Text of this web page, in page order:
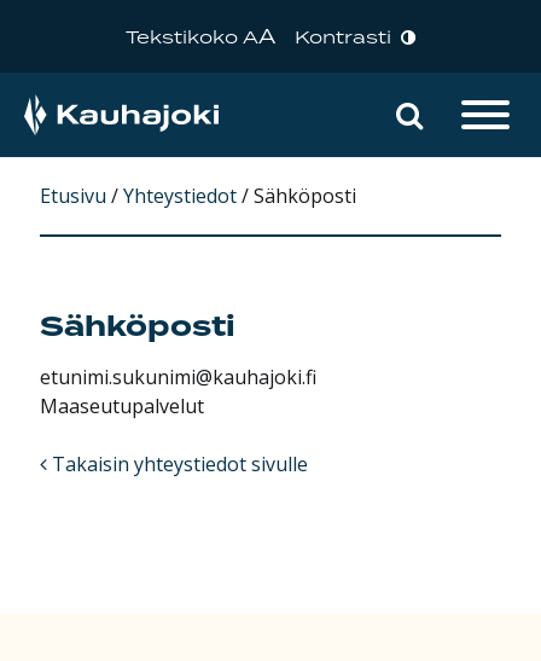
Tekstikoko AA Kontrasti
Päävalikko Hae
Etusivu /Yhteystiedot/Sähköposti
Sähköposti
etunimi.sukunimi@kauhajoki.fi
Maaseutupalvelut
Takaisin yhteystiedot sivulle